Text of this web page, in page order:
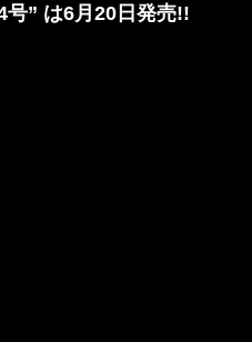
号” は6月20日発売!!